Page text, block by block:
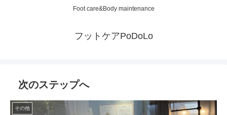
Foot care&Body maintenance
フットケアPoDoLo
次のステップへ
その他